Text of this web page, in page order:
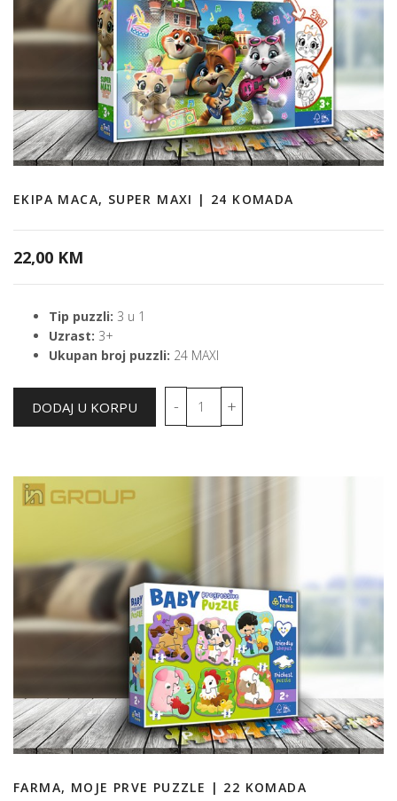
EKIPA MACA, SUPER MAXI | 24 KOMADA
22,00 KM
Tip puzzli: 3 u 1
Uzrast: 3+
Ukupan broj puzzli: 24 MAXI
FARMA, MOJE PRVE PUZZLE | 22 KOMADA